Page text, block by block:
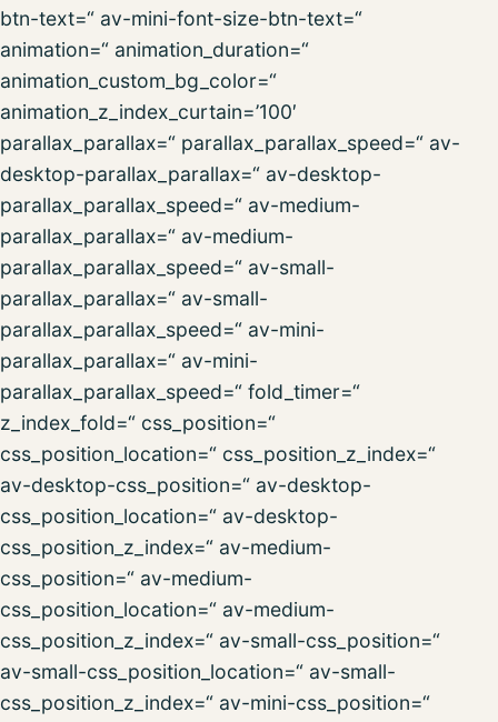
btn-text=“ av-mini-font-size-btn-text=“
animation=“ animation_duration=“
animation_custom_bg_color=“
animation_z_index_curtain=’100′
parallax_parallax=“ parallax_parallax_speed=“ av-
desktop-parallax_parallax=“ av-desktop-
parallax_parallax_speed=“ av-medium-
parallax_parallax=“ av-medium-
parallax_parallax_speed=“ av-small-
parallax_parallax=“ av-small-
parallax_parallax_speed=“ av-mini-
parallax_parallax=“ av-mini-
parallax_parallax_speed=“ fold_timer=“
z_index_fold=“ css_position=“
css_position_location=“ css_position_z_index=“
av-desktop-css_position=“ av-desktop-
css_position_location=“ av-desktop-
css_position_z_index=“ av-medium-
css_position=“ av-medium-
css_position_location=“ av-medium-
css_position_z_index=“ av-small-css_position=“
av-small-css_position_location=“ av-small-
css_position_z_index=“ av-mini-css_position=“